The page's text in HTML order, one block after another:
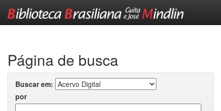
Página de busca
Buscar em:
por